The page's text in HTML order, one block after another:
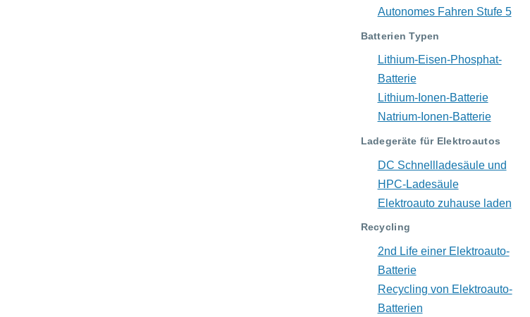
Autonomes Fahren Stufe 5
Batterien Typen
Lithium-Eisen-Phosphat-
Batterie
Lithium-Ionen-Batterie
Natrium-Ionen-Batterie
Ladegeräte für Elektroautos
DC Schnellladesäule und
HPC-Ladesäule
Elektroauto zuhause laden
Recycling
2nd Life einer Elektroauto-
Batterie
Recycling von Elektroauto-
Batterien